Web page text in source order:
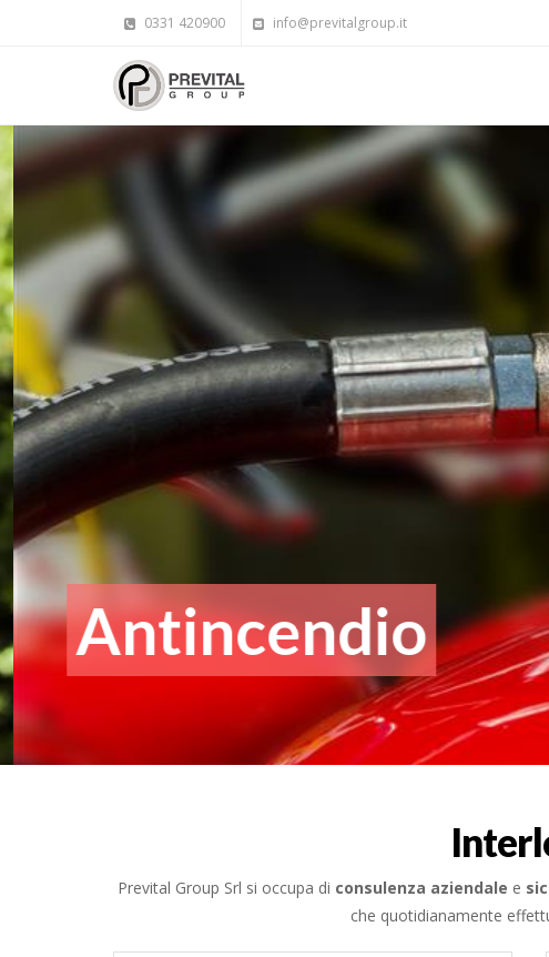
0331 420900 info@previtalgroup.it
Antincendio
Prevital Group Srl si occupa di consulenza aziendale e
che quotidianamente